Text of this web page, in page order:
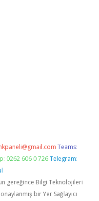
Teams:
0262 606 0 726 Telegram:
gereğince Bilgi Teknolojileri
bir Yer Sağlayıcı